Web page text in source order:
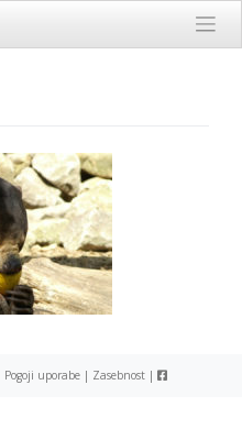
Pogoji uporabe| Zasebnost|